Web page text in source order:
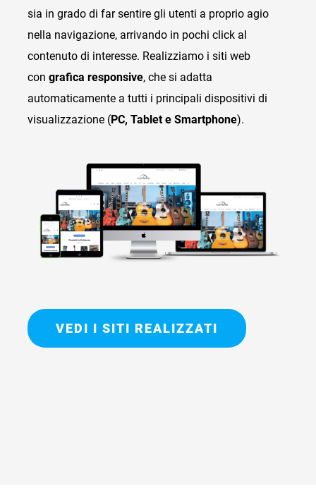
sia in grado di far sentire gli utenti a proprio agio
nella navigazione, arrivando in pochi click al
contenuto di interesse. Realizziamo i siti web
con grafica responsive, che si adatta
automaticamente a tutti i principali dispositivi di
visualizzazione (PC, Tablet e Smartphone).
VEDI I SITI REALIZZATI